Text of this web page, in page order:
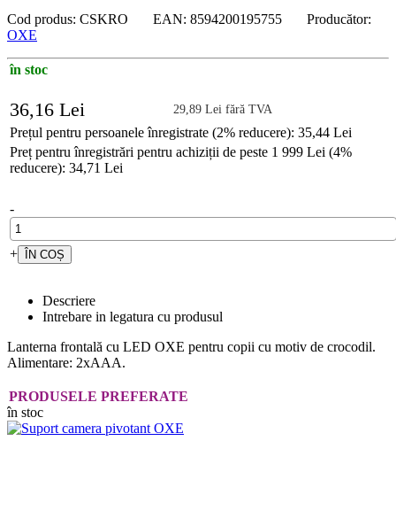
Cod produs: CSKRO EAN: 8594200195755 Producător:
OXE
în stoc
36,16 Lei 29,89 Lei fără TVA
Prețul pentru persoanele înregistrate (2% reducere): 35,44 Lei
Preț pentru înregistrări pentru achiziții de peste 1 999 Lei (4%
reducere): 34,71 Lei
-
+
Descriere
Intrebare in legatura cu produsul
Lanterna frontală cu LED OXE pentru copii cu motiv de crocodil.
Alimentare: 2xAAA.
PRODUSELE PREFERATE
în stoc